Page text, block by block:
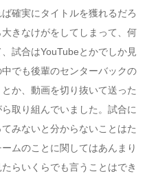
確実にタイトルを獲れるだろ
きなけがをしてしまって、何
試合はYouTubeとかでしか見
でも後輩のセンターバックの
か、動画を切り抜いて送った
取り組んでいました。試合に
みないと分からないことはた
ムのことに関してはあんまり
らいくらでも言うことはでき